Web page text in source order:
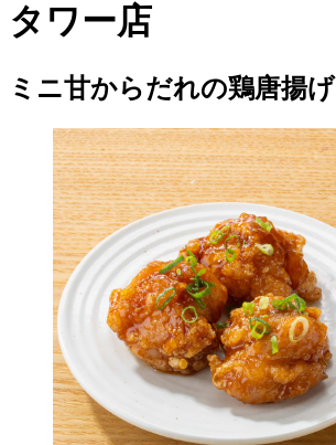
タワー店
ミニ甘からだれの鶏唐揚げ